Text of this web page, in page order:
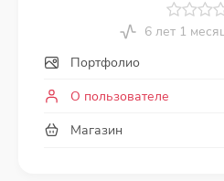
6 лет 1
Портфолио
О пользователе
Магазин